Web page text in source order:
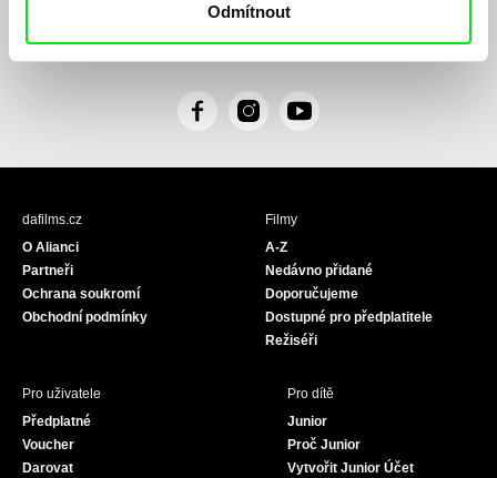
Odmítnout
Zásady zpracování osobních údajů, textu rozumím a souhlasím s ním, přičemž
F
c
I
s
Y
u
dafilms.cz
O Alianci
Partneři
Ochrana soukromí
Obchodní podmínky
Filmy
A-Z
Nedávno přidané
Doporučujeme
Dostupné pro předplatitele
Režiséři
Pro uživatele
Předplatné
Voucher
Darovat
Pro dítě
Junior
Proč Junior
Vytvořit Junior Účet